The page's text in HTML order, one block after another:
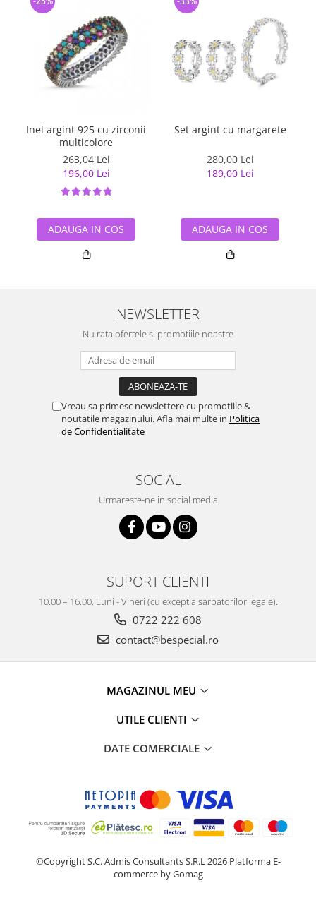
Inel argint 925 cu zirconii
multicolore
263,04 Lei
196,00 Lei
ADAUGA IN COS
Set argint cu margarete
280,00 Lei
189,00 Lei
ADAUGA IN COS
NEWSLETTER
Nu rata ofertele si promotiile noastre
Vreau sa primesc newslettere cu promotiile &
noutatile magazinului. Afla mai multe in Politica
de Confidentialitate
SOCIAL
Urmareste-ne in social media
SUPORT CLIENTI
10.00 – 16.00, Luni - Vineri (cu exceptia sarbatorilor legale).
0722 222 608
contact@bespecial.ro
MAGAZINUL MEU
UTILE CLIENTI
DATE COMERCIALE
©Copyright S.C. Admis Consultants S.R.L 2026 Platforma E-
commerce by Gomag